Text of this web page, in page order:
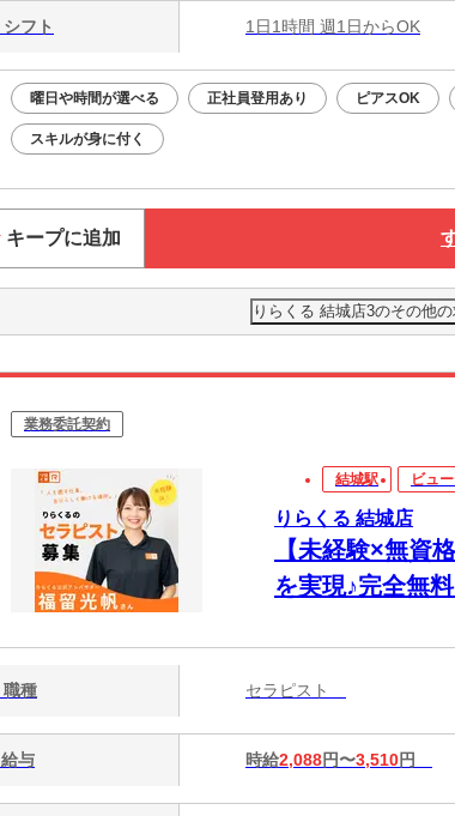
シフト 1日1時間 週1日からOK
曜日や時間が選べる 正社員登用あり ピアスOK
スキルが身に付く
キープに追加
りらくる 結城店3のその他
業務委託契約
結城駅 ビュ
りらくる 結城店
【未経験×無資
を実現♪完全無
職種 セラピスト
給与 時給2,088円〜3,510円